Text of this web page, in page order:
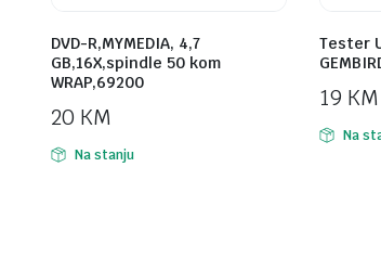
DVD-R,MYMEDIA, 4,7
GB,16X,spindle 50 kom
WRAP,69200
20 KM
Na stanju
Tester
19 KM
Na